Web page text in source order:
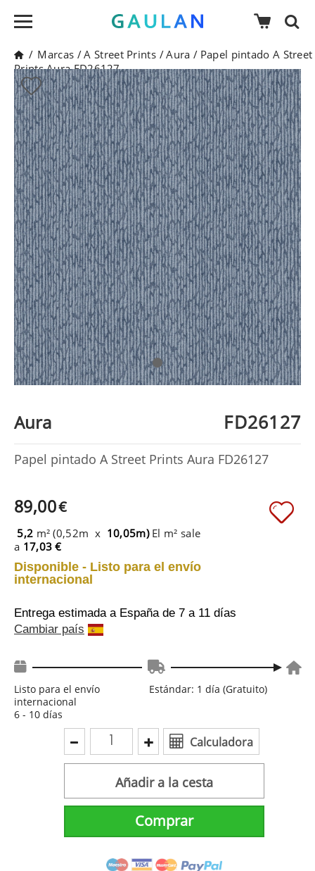
/ Marcas /A Street Prints /Aura / Papel pintado A Street
Prints Aura FD26127
Aura FD26127
Papel pintado A Street Prints Aura FD26127
89,00€
5,2 m² (0,52m x 10,05m) El m² sale
a 17,03 €
Disponible - Listo para el envío
internacional
Entrega estimada a España de 7 a 11 días
Cambiar país
Listo para el envío
internacional
6 - 10 días
Estándar: 1 día (Gratuito)
Calculadora
Añadir a la cesta
Comprar